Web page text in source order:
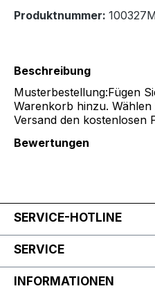
Produktnummer:
Beschreibung
Musterbestellung:Fügen
Warenkorb hinzu.
Versand den kostenlosen
Bewertungen
SERVICE-HOTLINE
SERVICE
INFORMATIONEN